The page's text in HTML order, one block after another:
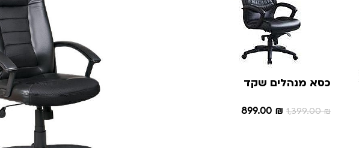
כסא מנהלים שקד
1,399.00₪
899.00 ₪